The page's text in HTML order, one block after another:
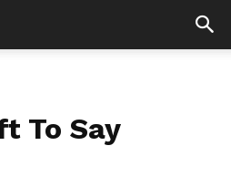
To Say